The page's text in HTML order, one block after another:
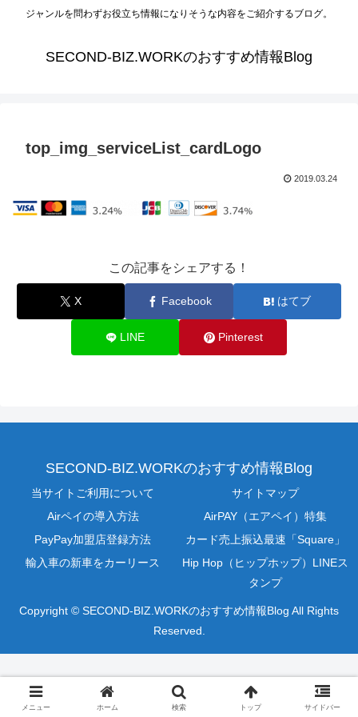
ジャンルを問わずお役立ち情報になりそうな内容をご紹介するブログ。
SECOND-BIZ.WORKのおすすめ情報Blog
top_img_serviceList_cardLogo
2019.03.24
この記事をシェアする！
X Facebook はてブ
LINE Pinterest
SECOND-BIZ.WORKのおすすめ情報Blog
当サイトご利用について
サイトマップ
Airペイの導入方法
AirPAY（エアペイ）特集
PayPay加盟店登録方法
カード売上振込最速「Square」
輸入車の新車をカーリース
Hip Hop（ヒップホップ）LINEス
タンプ
Copyright © SECOND-BIZ.WORKのおすすめ情報Blog All Rights
Reserved.
メニュー ホーム 検索 トップ サイドバー